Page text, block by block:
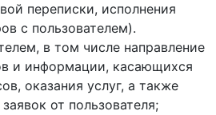
переписки, исполнения
с пользователем).
в том числе направление
и информации, касающихся
оказания услуг, а также
от пользователя;